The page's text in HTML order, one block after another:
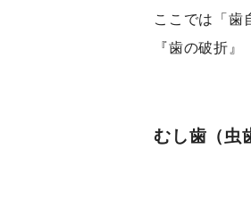
ここでは「歯
『歯の破折
むし歯（虫